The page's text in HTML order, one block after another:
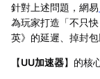
針對上述問題，網易
為玩家打造「不只
英》的延遲、掉封包
【UU加速器】的核